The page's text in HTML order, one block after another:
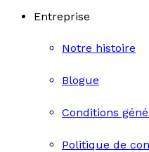
Entreprise
Notre histoire
Blogue
Conditions
Politique de